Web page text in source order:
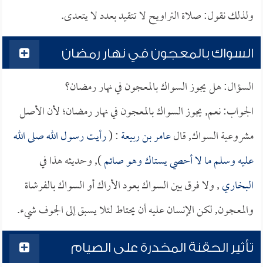
ولذلك نقول: صلاة التراويح لا تتقيد بعدد لا يتعدى.
السواك بالمعجون في نهار رمضان
السؤال: هل يجوز السواك بالمعجون في نهار رمضان؟
الجواب: نعم, يجوز السواك بالمعجون في نهار رمضان؛ لأن الأصل
مشروعية السواك, قالعامر بن ربيعة: (رأيت رسول الله صلى الله
عليه وسلم ما لا أحصي يستاك وهو صائم), وحديثه هذا في
البخاري, ولا فرق بين السواك بعود الأراك أو السواك بالفرشاة
والمعجون, لكن الإنسان عليه أن يحتاط لئلا يسبق إلى الجوف شيء.
تأثير الحقنة المخدرة على الصيام